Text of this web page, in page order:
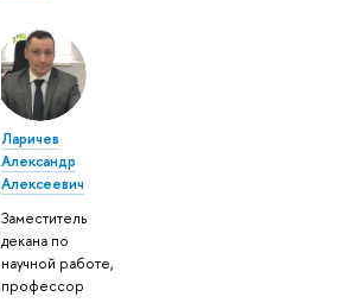
Ларичев
Александр
Алексеевич
Заместитель
декана по
научной работе,
профессор